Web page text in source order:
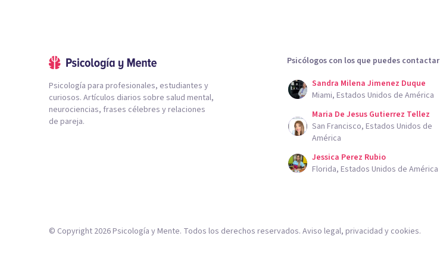
Psicología para profesionales, estudiantes y
curiosos. Artículos diarios sobre salud mental,
neurociencias, frases célebres y relaciones
de pareja.
Psicólogos con los que puedes contactar
Sandra Milena Jimenez Duque
Miami, Estados Unidos de América
Maria De Jesus Gutierrez Tellez
San Francisco, Estados Unidos de
América
Jessica Perez Rubio
Florida, Estados Unidos de América
© Copyright 2026Psicología y Mente. Todos los derechos reservados. Aviso legal, privacidad y cookies.